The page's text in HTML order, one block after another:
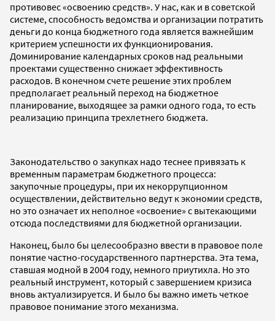
противовес «освоению средств». У нас, как и в советской
системе, способность ведомства и организации потратить
деньги до конца бюджетного года является важнейшим
критерием успешности их функционирования.
Доминирование календарных сроков над реальными
проектами существенно снижает эффективность
расходов. В конечном счете решение этих проблем
предполагает реальный переход на бюджетное
планирование, выходящее за рамки одного года, то есть
реализацию принципа трехлетнего бюджета.
Законодательство о закупках надо теснее привязать к
временным параметрам бюджетного процесса:
закупочные процедуры, при их некоррупционном
осуществлении, действительно ведут к экономии средств,
но это означает их неполное «освоение» с вытекающими
отсюда последствиями для бюджетной организации.
Наконец, было бы целесообразно ввести в правовое поле
понятие частно-государственного партнерства. Эта тема,
ставшая модной в 2004 году, немного приутихла. Но это
реальный инструмент, который с завершением кризиса
вновь актуализируется. И было бы важно иметь четкое
правовое понимание этого механизма.